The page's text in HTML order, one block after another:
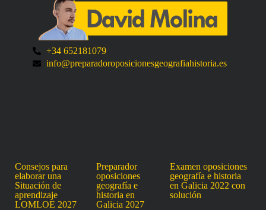
+34 652181079
info@preparadoroposicionesgeografiahistoria.es
Consejos para
elaborar una
Situación de
aprendizaje
LOMLOE 2027
Preparador
oposiciones
geografía e
historia en
Galicia 2027
Examen oposiciones
geografía e historia
en Galicia 2022 con
solución